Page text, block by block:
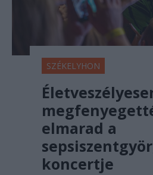
SZÉKELYHON
elmarad a
koncertje